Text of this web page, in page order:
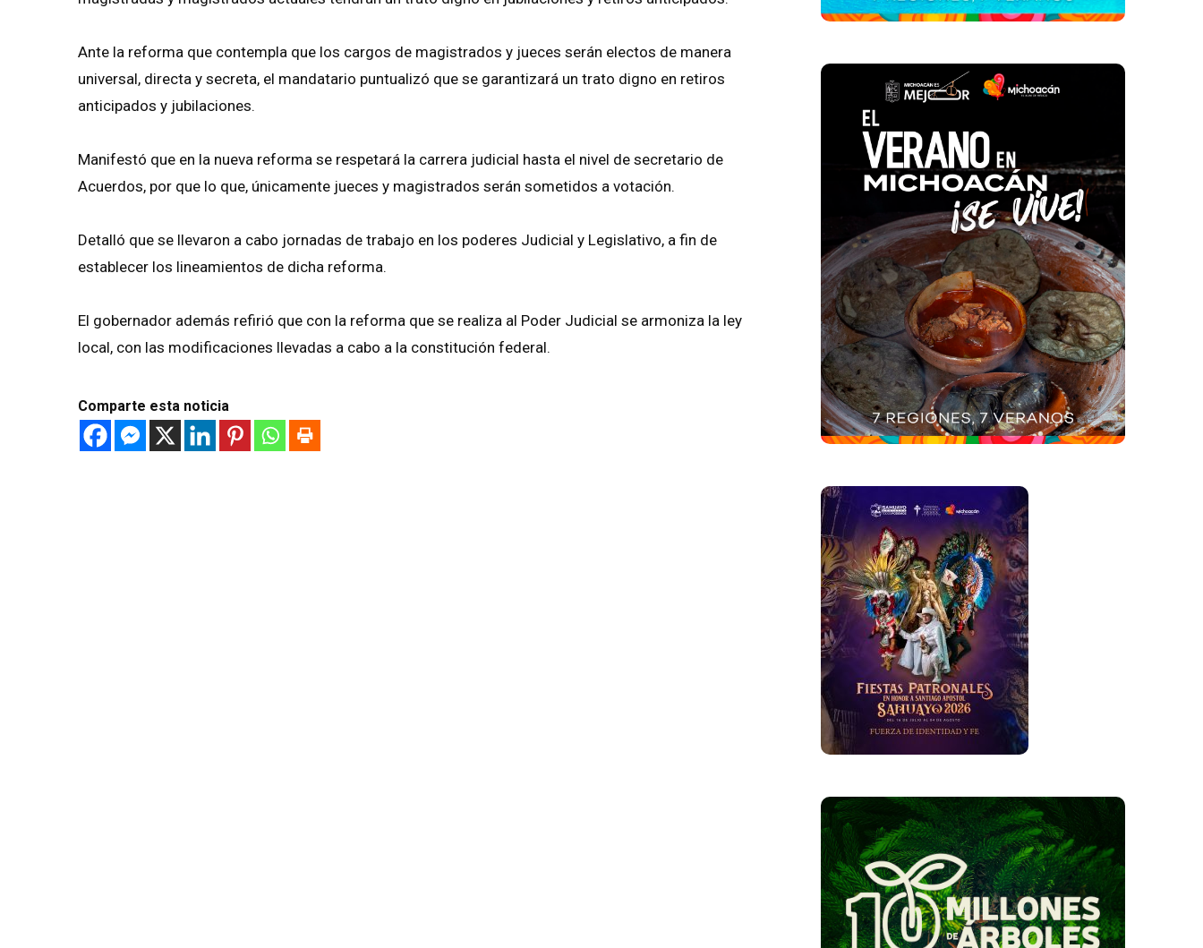
Ante la reforma que contempla que los cargos de magistrados y jueces serán electos de manera
universal, directa y secreta, el mandatario puntualizó que se garantizará un trato digno en retiros
anticipados y jubilaciones.
Manifestó que en la nueva reforma se respetará la carrera judicial hasta el nivel de secretario de
Acuerdos, por que lo que, únicamente jueces y magistrados serán sometidos a votación.
Detalló que se llevaron a cabo jornadas de trabajo en los poderes Judicial y Legislativo, a fin de
establecer los lineamientos de dicha reforma.
El gobernador además refirió que con la reforma que se realiza al Poder Judicial se armoniza la ley
local, con las modificaciones llevadas a cabo a la constitución federal.
Comparte esta noticia